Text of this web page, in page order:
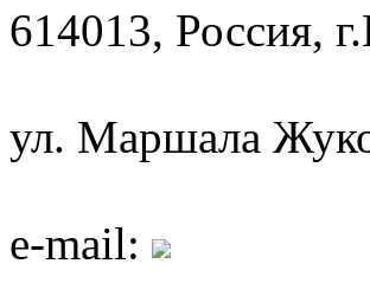
614013, Россия,
ул. Маршала
e-mail: